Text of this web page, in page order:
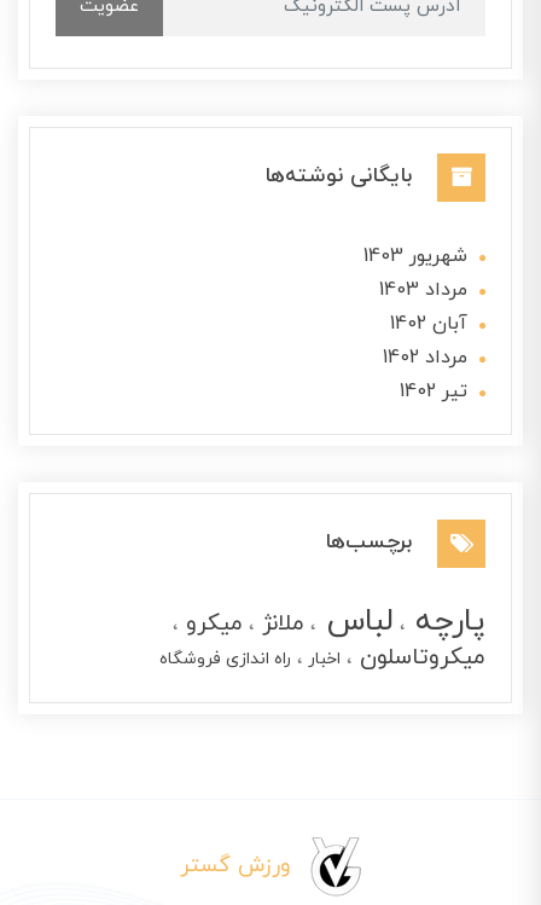
عضویت
بایگانی نوشته‌ها
شهریور 1403
مرداد 1403
آبان 1402
مرداد 1402
تير 1402
برچسب‌ها
پارچه لباس ملانژ
میکرو
میکروتاسلون
اخبار راه اندازی فروشگاه
ورزش گستر